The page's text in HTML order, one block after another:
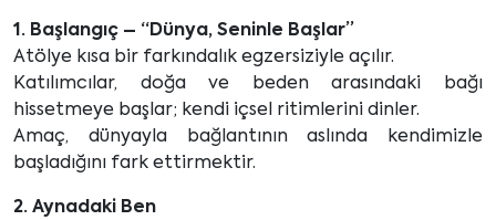
1. Başlangıç – “Dünya, Seninle Başlar”
Atölye kısa bir farkındalık egzersiziyle açılır.
Katılımcılar, doğa ve beden arasındaki bağı
hissetmeye başlar; kendi içsel ritimlerini dinler.
Amaç, dünyayla bağlantının aslında kendimizle
başladığını fark ettirmektir.
2. Aynadaki Ben